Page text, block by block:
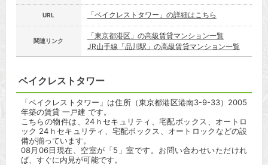
URL 「ベイクレストタワー」の詳細はこちら
関連リンク
「東京都港区」の高級賃貸マンション一覧
JR山手線「品川駅」の高級賃貸マンション一覧
ベイクレストタワー
「ベイクレストタワー」は住所（東京都港区港南3-9-33）2005
年築の賃貸 一戸建 です。
こちらの物件は、24ｈセキュリティ、宅配ボックス、オートロ
ック 24ｈセキュリティ、宅配ボックス、オートロックなどの設
備が揃っています。
08月06日現在、空室が「5」室です。お問い合わせいただけれ
ば、すぐに内見が可能です。